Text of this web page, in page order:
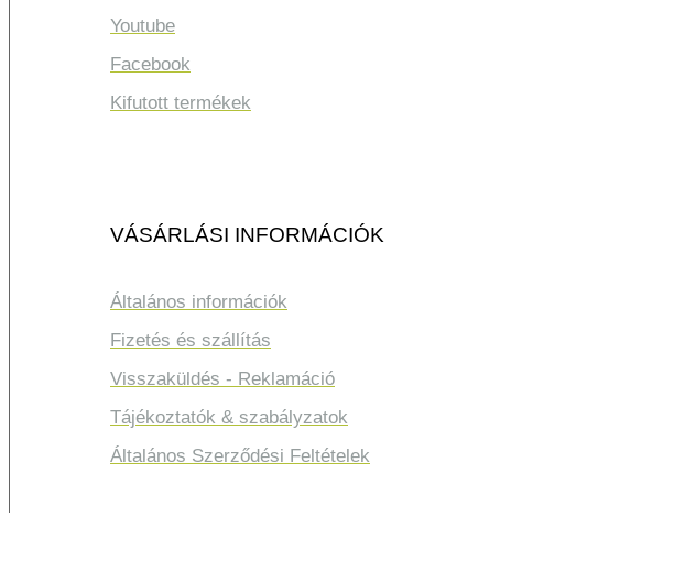
Youtube
Facebook
Kifutott termékek
VÁSÁRLÁSI INFORMÁCIÓK
Általános információk
Fizetés és szállítás
Visszaküldés - Reklamáció
Tájékoztatók & szabályzatok
Általános Szerződési Feltételek